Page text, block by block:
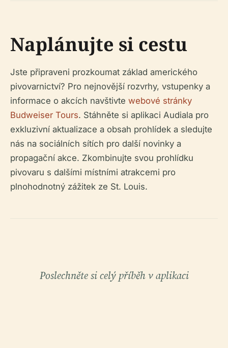
Naplánujte si cestu
Jste připraveni prozkoumat základ amerického
pivovarnictví? Pro nejnovější rozvrhy, vstupenky a
informace o akcích navštivte webové stránky
Budweiser Tours. Stáhněte si aplikaci Audiala pro
exkluzivní aktualizace a obsah prohlídek a sledujte
nás na sociálních sítích pro další novinky a
propagační akce. Zkombinujte svou prohlídku
pivovaru s dalšími místními atrakcemi pro
plnohodnotný zážitek ze St. Louis.
Poslechněte si celý příběh v aplikaci